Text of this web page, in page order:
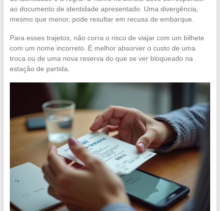
ao documento de identidade apresentado. Uma divergência,
mesmo que menor, pode resultar em recusa de embarque.
Para esses trajetos, não corra o risco de viajar com um bilhete
com um nome incorreto. É melhor absorver o custo de uma
troca ou de uma nova reserva do que se ver bloqueado na
estação de partida.